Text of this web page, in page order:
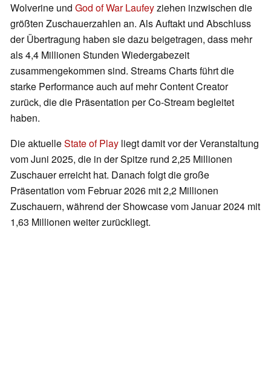
Wolverine und God of War Laufeyziehen inzwischen die
größten Zuschauerzahlen an. Als Auftakt und Abschluss
der Übertragung haben sie dazu beigetragen, dass mehr
als 4,4 Millionen Stunden Wiedergabezeit
zusammengekommen sind. Streams Charts führt die
starke Performance auch auf mehr Content Creator
zurück, die die Präsentation per Co-Stream begleitet
haben.
Die aktuelleState of Play liegt damit vor der Veranstaltung
vom Juni 2025, die in der Spitze rund 2,25 Millionen
Zuschauer erreicht hat. Danach folgt die große
Präsentation vom Februar 2026 mit 2,2 Millionen
Zuschauern, während der Showcase vom Januar 2024 mit
1,63 Millionen weiter zurückliegt.